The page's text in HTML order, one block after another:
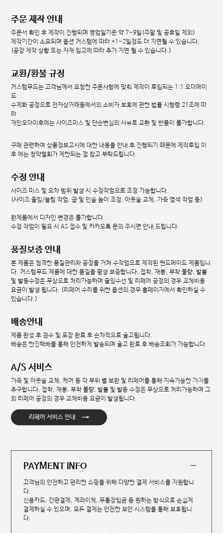
주문 제작 안내
주문서 확인 후 제작이 진행되며 영업일기준 약 7~9일(주말 및 공휴일 제외)
제작기간이 소요되며 옵션 커스텀에 따라 +1~2일정도 더 지연될 수 있습니다.
(공장 제작 상황 또는 자재 입고에 따라 추가 지연 될 수 있습니다.)
교환/환불 규정
커스텀무드는 고객님께서 요청한 주문사항에 맞춰 제작이 투입되는 1:1 오더메이
드
수제화 공정으로 전자상거래등에서의 소비자 보호에 관한 법률 시행령 21조에 따
라
개인오더이후에는 사이즈미스 및 단순변심의 사유로 교환 및 반품이 불가합니다.
구매 관련하여 상품정보고시에 대한 내용을 안내 후 진행되기 때문에 제작투입 이
후 에는 청약철회가 제한되는 점 참고 부탁드립니다.
수정 안내
사이즈 미스 및 오차 범위 발생 시 수정작업으로 조정 가능합니다.
(사이즈 줄임/늘림 작업, 굽 및 인솔 높이 조정, 아웃솔 교체, 가죽 염색 작업 등)
완제품에서 디자인 변경은 불가합니다.
수정 작업이 필요 시 AS 접수 및 카카오톡 문의 주시면 안내 드립니다.
품질보증 안내
본 제품은 엄격한 품질관리와 공정을 거쳐 수작업으로 제작된 핸드메이드 제품입니
다. 커스텀무드 제품에 대한 품질을 평생 보증합니다. 접착, 재봉, 부착 불량, 발볼
및 발등수정은 무상으로 처리가능하며 줄임수선 및 리페어 공정의 경우 교체비용
요금이 발생 됩니다. (리페어 수리를 위한 옵션의 경우 홈페이지에서 확인하실 수
있습니다.)
배송안내
제품 완성 후 검수 및 포장 완료 후 순차적으로 출고됩니다.
배송은 한진택배를 통해 안전하게 발송되며 출고 완료 후 배송조회가 가능합니다.
A/S 서비스
가죽 및 아웃솔 교체, 케어 등 각 부위 별 보완 및 리페어를 통해 지속가능한 가치를
추구합니다. 접착, 재봉, 부착 불량, 발볼 및 발등 수정은 무상으로 처리가능하며 그
외 리페어 공정의 경우 교체비용 요금이 발생됩니다.
리페어 서비스 안내 →
PAYMENT INFO
고객님의 안전하고 편리한 쇼핑을 위해 다양한 결제 서비스를 지원합니
다.
신용카드, 간편결제, 계좌이체, 무통장입금 등 원하는 방식으로 손쉽게
결제하실 수 있으며, 모든 결제는 안전한 보안 시스템을 통해 보호됩니
다.